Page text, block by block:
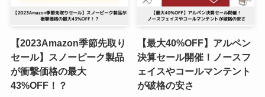
【2023Amazon季節先取り
セール】スノーピーク製品
が衝撃価格の最大
43%OFF！？
【最大40%OFF】アルペン
決算セール開催！ノースフ
ェイスやコールマンテント
が破格の安さ